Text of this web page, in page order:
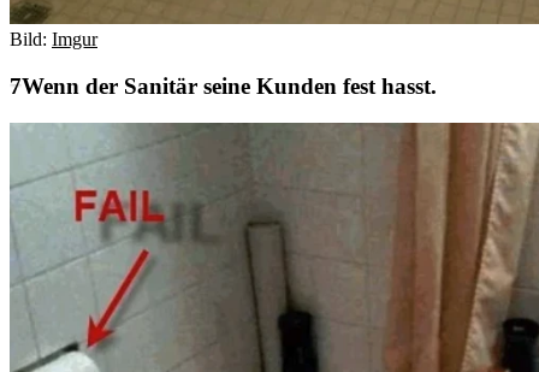
Bild: Imgur
Wenn der Sanitär seine Kunden fest hasst.